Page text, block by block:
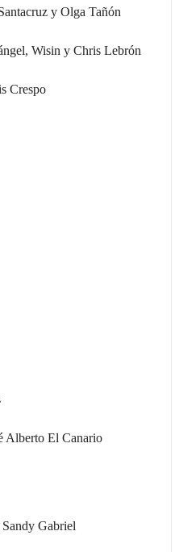
y Olga Tañón
Wisin y Chris Lebrón
Crespo
Alberto El Canario
Sandy Gabriel